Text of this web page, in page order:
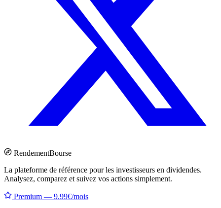
RendementBourse
La plateforme de référence pour les investisseurs en dividendes.
Analysez, comparez et suivez vos actions simplement.
Premium — 9.99€/mois